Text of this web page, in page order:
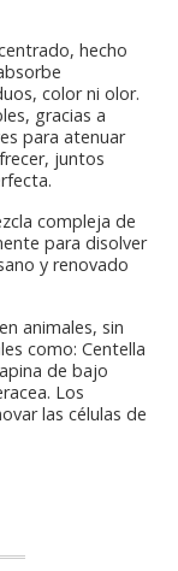
hecho
color ni olor.
gracias a
para atenuar
juntos
compleja de
para disolver
y renovado
animales, sin
como: Centella
de bajo
Los
las células de